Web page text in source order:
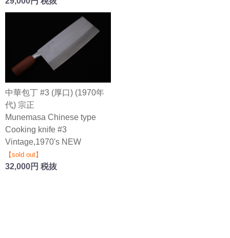
中華包丁 #3 (厚口) (1970年
代) 宗正
Munemasa Chinese type
Cooking knife #3
Vintage,1970's NEW
【sold out】
32,000円 税抜